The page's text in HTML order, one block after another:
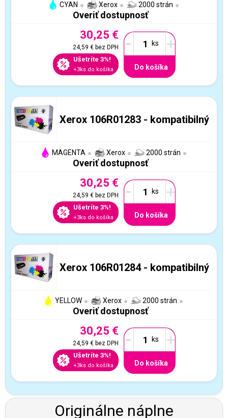
CYAN Xerox 2000 strán
Overiť dostupnosť
30,25 €
24,59 €bez DPH
Ušetríte 3%!
+3ks do košíka
- +
Do košíka
Xerox 106R01283 - kompatibilný
MAGENTA Xerox 2000 strán
Overiť dostupnosť
30,25 €
24,59 €bez DPH
Ušetríte 3%!
+3ks do košíka
- +
Do košíka
Xerox 106R01284 - kompatibilný
YELLOW Xerox 2000 strán
Overiť dostupnosť
30,25 €
24,59 €bez DPH
Ušetríte 3%!
+3ks do košíka
- +
Do košíka
Originálne náplne